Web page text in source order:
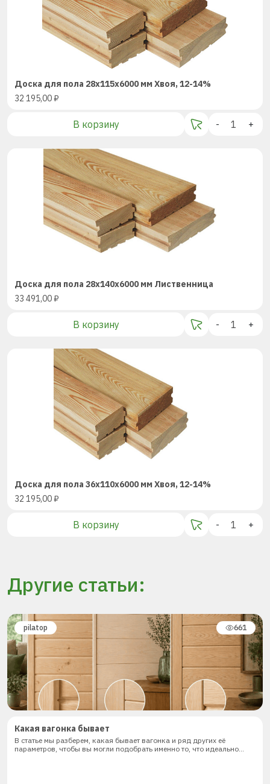
Доска для пола 28х115х6000 мм Хвоя, 12-14%
32 195,00₽
В корзину - +
Доска для пола 28х140х6000 мм Лиственница
33 491,00₽
В корзину - +
Доска для пола 36х110х6000 мм Хвоя, 12-14%
32 195,00₽
В корзину - +
Другие статьи:
pilatop 661
Какая вагонка бывает
В статье мы разберем, какая бывает вагонка и ряд других её
параметров, чтобы вы могли подобрать именно то, что идеально...